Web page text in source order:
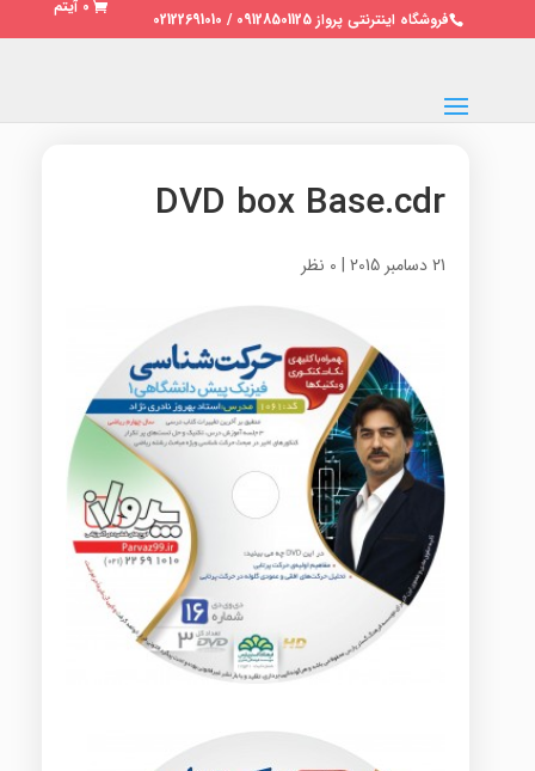
فروشگاه اینترنتی پرواز 09128501125 / 02122691010
0 آیتم
DVD box Base.cdr
21 دسامبر 2015 | 0 نظر